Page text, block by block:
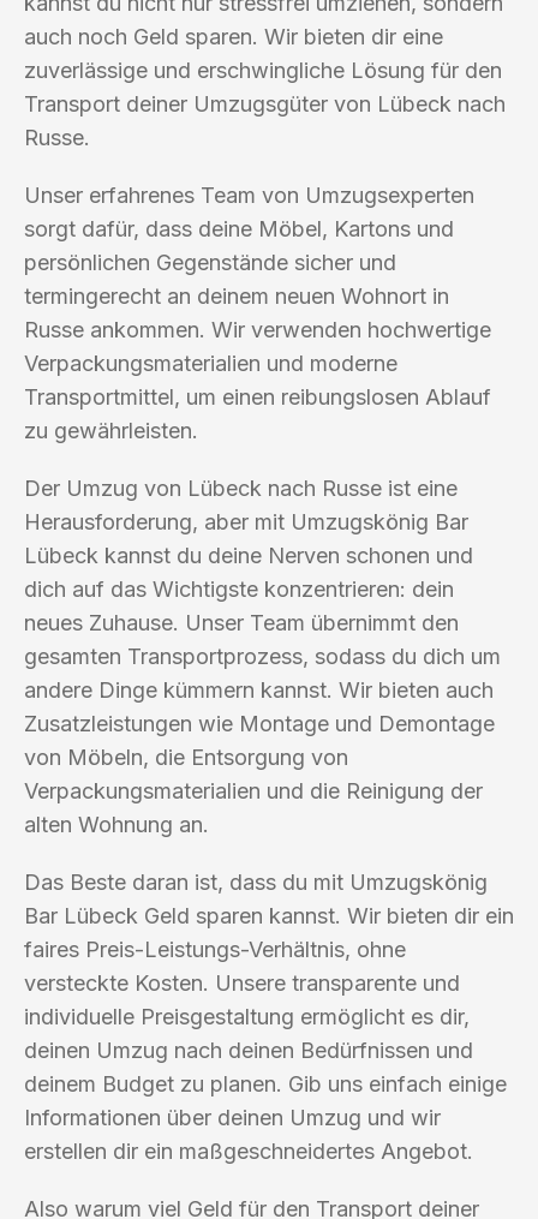
auch noch Geld sparen. Wir bieten dir eine
zuverlässige und erschwingliche Lösung für den
Transport deiner Umzugsgüter von Lübeck nach
Russe.
Unser erfahrenes Team von Umzugsexperten
sorgt dafür, dass deine Möbel, Kartons und
persönlichen Gegenstände sicher und
termingerecht an deinem neuen Wohnort in
Russe ankommen. Wir verwenden hochwertige
Verpackungsmaterialien und moderne
Transportmittel, um einen reibungslosen Ablauf
zu gewährleisten.
Der Umzug von Lübeck nach Russe ist eine
Herausforderung, aber mit Umzugskönig Bar
Lübeck kannst du deine Nerven schonen und
dich auf das Wichtigste konzentrieren: dein
neues Zuhause. Unser Team übernimmt den
gesamten Transportprozess, sodass du dich um
andere Dinge kümmern kannst. Wir bieten auch
Zusatzleistungen wie Montage und Demontage
von Möbeln, die Entsorgung von
Verpackungsmaterialien und die Reinigung der
alten Wohnung an.
Das Beste daran ist, dass du mit Umzugskönig
Bar Lübeck Geld sparen kannst. Wir bieten dir ein
faires Preis-Leistungs-Verhältnis, ohne
versteckte Kosten. Unsere transparente und
individuelle Preisgestaltung ermöglicht es dir,
deinen Umzug nach deinen Bedürfnissen und
deinem Budget zu planen. Gib uns einfach einige
Informationen über deinen Umzug und wir
erstellen dir ein maßgeschneidertes Angebot.
Also warum viel Geld für den Transport deiner